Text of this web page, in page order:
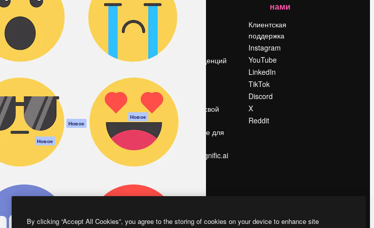
ИИ-помощник
Генератор
изображений ИИ
Генератор видео
Генератор голоса
на основе ИИ
Стоковый контент
MCP для
Claude/ChatGPT
Новое
Новое
Мобильное
Все инструменты
Magnific
Документация по
Пакету ИИ
Служба
поддержки
положения
Политика
конфиденциальности
Оригиналы
Новое
Политика файлов
cookie
Центр доверия
Партнеры
Цены
О нас
Reviews
Поиск тенденций
Slidesgo
Продайте свой
контент
Помещение для
прессы
Ищете magnific.ai
нами
Клиентская
поддержка
Instagram
YouTube
LinkedIn
TikTok
Discord
X
Reddit
By clicking “Accept All Cookies”, you agree to the storing of cookies on your device to enhance site